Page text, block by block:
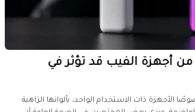
من أجهزة الفيب قد تؤثر في
الأجهزة ذات الاستخدام الواحد، بألوانها الزاهية